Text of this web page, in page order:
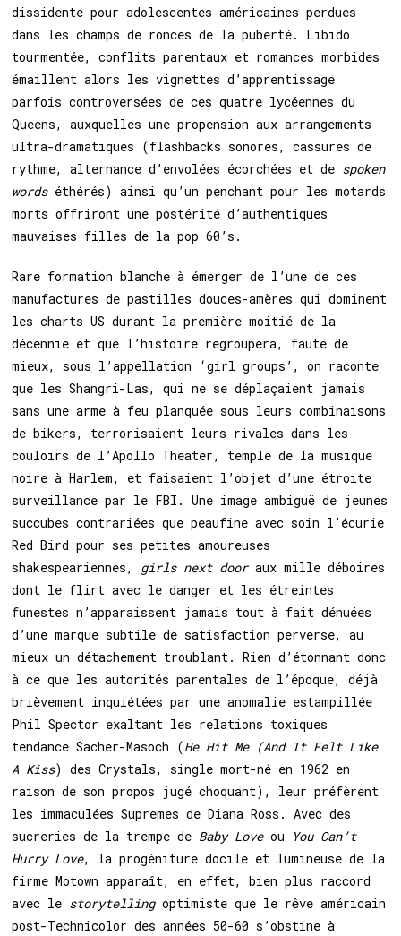
dissidente pour adolescentes américaines perdues
dans les champs de ronces de la puberté. Libido
tourmentée, conflits parentaux et romances morbides
émaillent alors les vignettes d’apprentissage
parfois controversées de ces quatre lycéennes du
Queens, auxquelles une propension aux arrangements
ultra-dramatiques (flashbacks sonores, cassures de
rythme, alternance d’envolées écorchées et de spoken
wordséthérés) ainsi qu’un penchant pour les motards
morts offriront une postérité d’authentiques
mauvaises filles de la pop 60’s.
Rare formation blanche à émerger de l’une de ces
manufactures de pastilles douces-amères qui dominent
les charts US durant la première moitié de la
décennie et que l’histoire regroupera, faute de
mieux, sous l’appellation ‘girl groups’, on raconte
que les Shangri-Las, qui ne se déplaçaient jamais
sans une arme à feu planquée sous leurs combinaisons
de bikers, terrorisaient leurs rivales dans les
couloirs de l’Apollo Theater, temple de la musique
noire à Harlem, et faisaient l’objet d’une étroite
surveillance par le FBI. Une image ambiguë de jeunes
succubes contrariées que peaufine avec soin l’écurie
Red Bird pour ses petites amoureuses
shakespeariennes, girls next dooraux mille déboires
dont le flirt avec le danger et les étreintes
funestes n’apparaissent jamais tout à fait dénuées
d’une marque subtile de satisfaction perverse, au
mieux un détachement troublant. Rien d’étonnant donc
à ce que les autorités parentales de l’époque, déjà
brièvement inquiétées par une anomalie estampillée
Phil Spector exaltant les relations toxiques
tendance Sacher-Masoch (He Hit Me (And It Felt Like
A Kiss) des Crystals, single mort-né en 1962 en
raison de son propos jugé choquant), leur préfèrent
les immaculées Supremes de Diana Ross. Avec des
sucreries de la trempe de Baby Loveou
You Can’t
Hurry Love, la progéniture docile et lumineuse de la
firme Motown apparaît, en effet, bien plus raccord
avec le storytellingoptimiste que le rêve américain
post-Technicolor des années 50-60 s’obstine à